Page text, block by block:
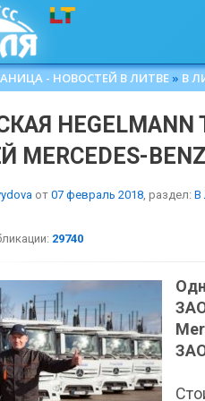
- НОВОСТЕЙ В ЛИТВЕ » В
HEGELMANN
MERCEDES-BENZ
от 07 февраль 2018, раздел: В
29740